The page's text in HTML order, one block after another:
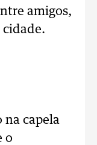
amigos,
cidade.
na capela
o